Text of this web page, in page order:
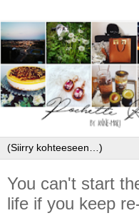
You can't start
life if you keep